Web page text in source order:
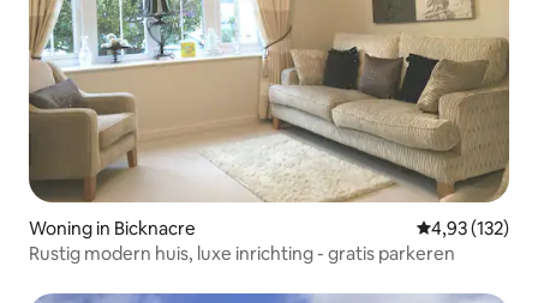
Woning in Bicknacre Gemiddelde
4,93 (132)
Rustig modern huis, luxe inrichting - gratis parkeren